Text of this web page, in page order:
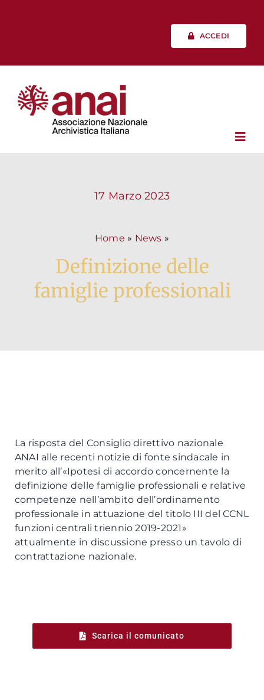
ACCEDI
Professione
17 Marzo 2023
Home » News »
Definizione delle
famiglie professionali
La risposta del Consiglio direttivo nazionale
ANAI alle recenti notizie di fonte sindacale in
merito all’«Ipotesi di accordo concernente la
definizione delle famiglie professionali e relative
competenze nell’ambito dell’ordinamento
professionale in attuazione del titolo III del CCNL
funzioni centrali triennio 2019-2021»
attualmente in discussione presso un tavolo di
contrattazione nazionale.
Scarica il comunicato